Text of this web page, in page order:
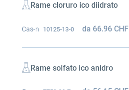
Rame cloruro ico diidrato
Cas-n 10125-13-0 da 66.96CHF
Rame solfato ico anidro